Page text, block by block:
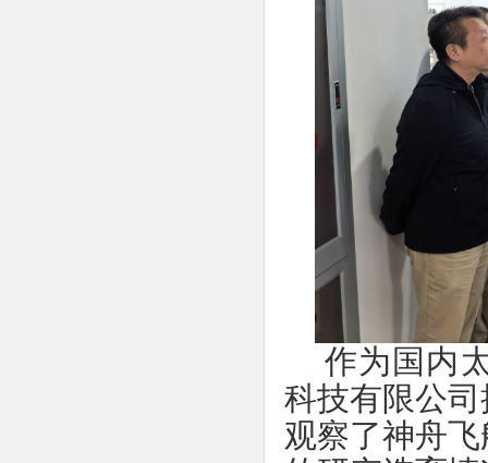
作为国内
科技有限公
观察了神舟